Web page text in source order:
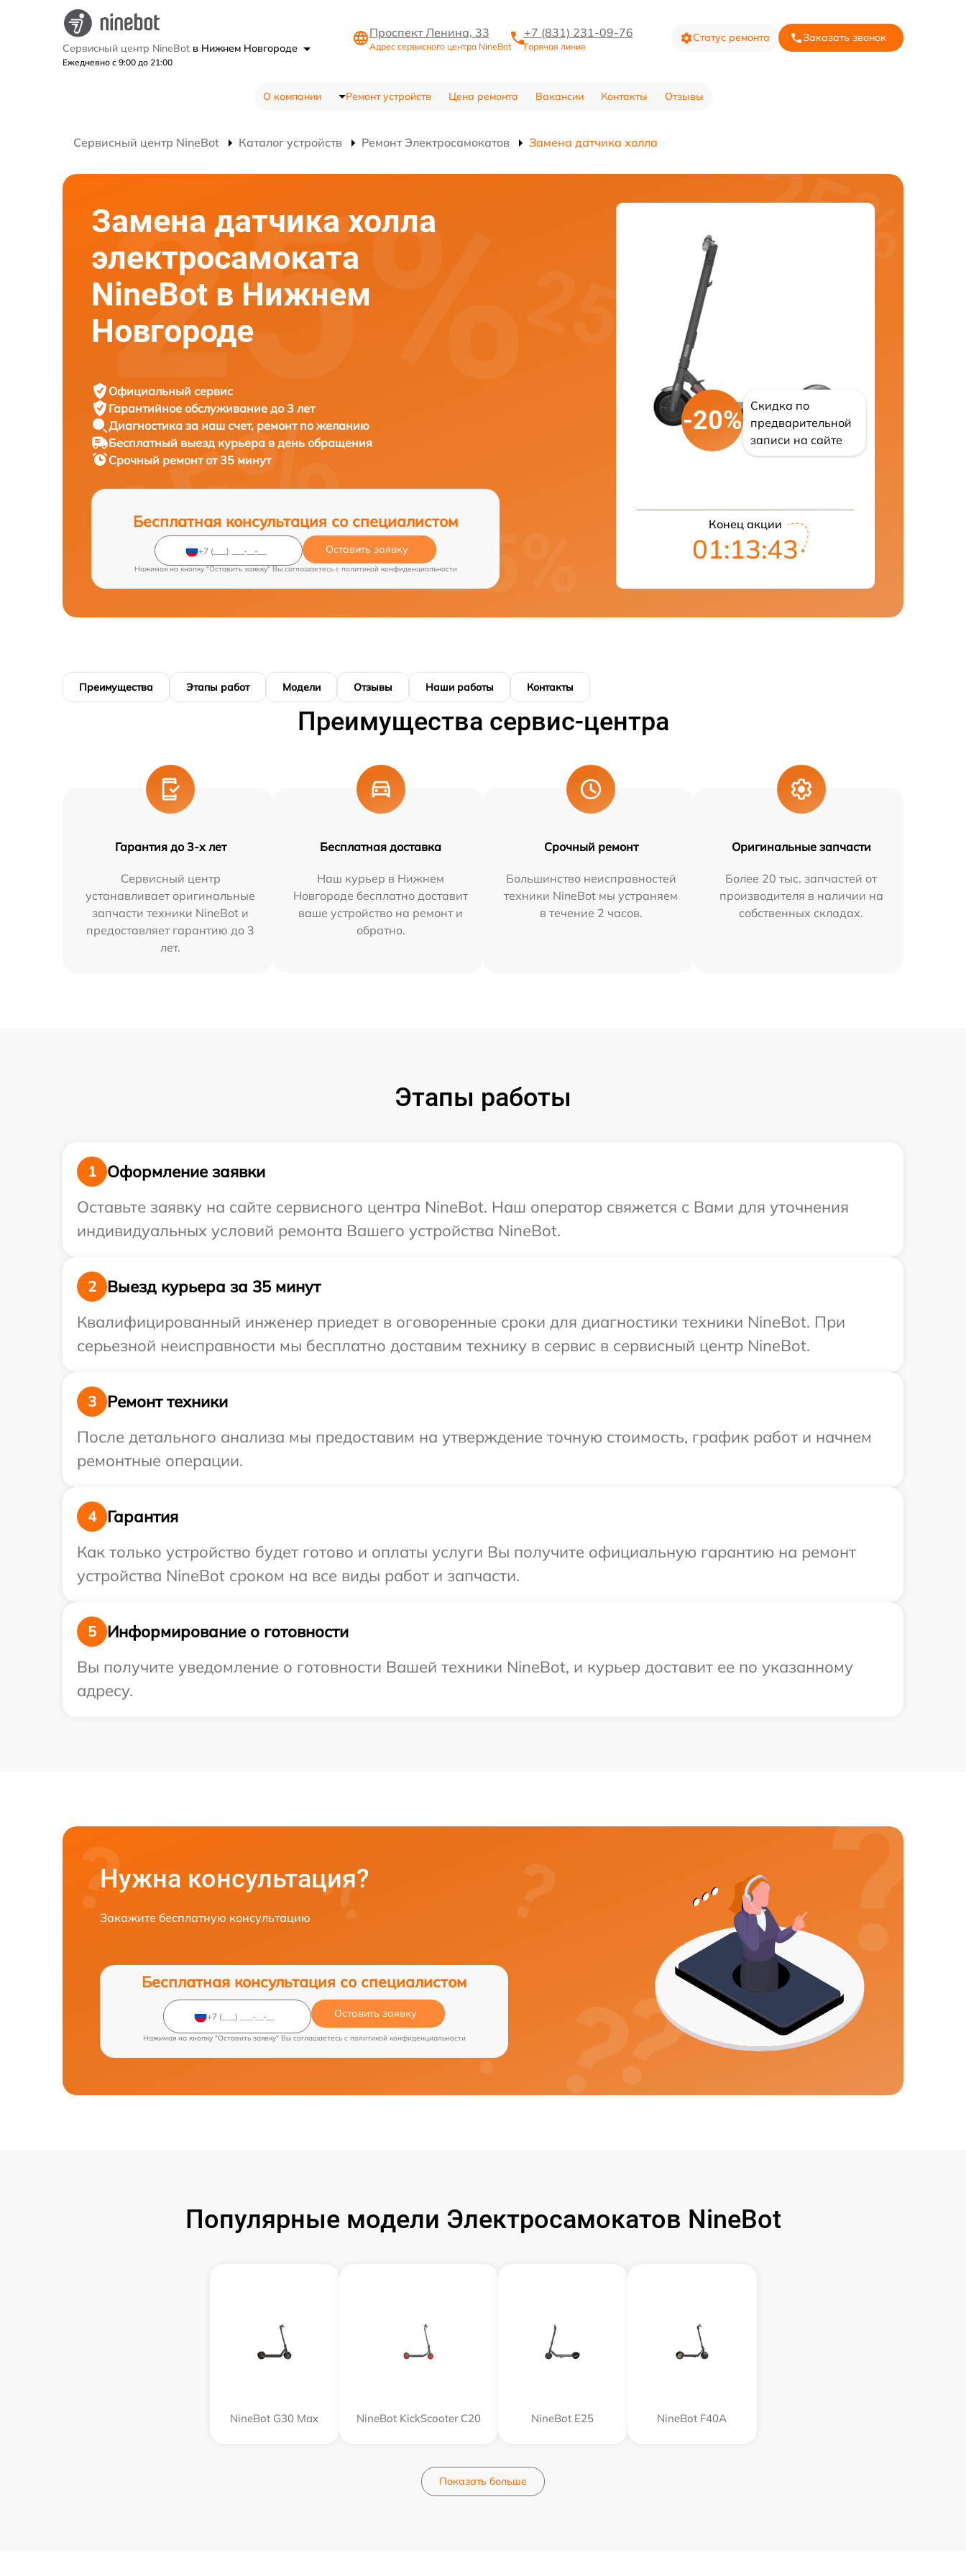
Сервисный центр NineBot в Нижнем Новгороде
Ежедневно с 9:00 до 21:00
Проспект Ленина, 33
Адрес сервисного центра NineBot
+7 (831) 231-09-76
Горячая линия
Статус ремонта Заказать звонок
О компании Ремонт устройств Цена ремонта Вакансии Контакты Отзывы
Сервисный центр NineBot Каталог устройств Ремонт Электросамокатов Замена датчика холла
Замена датчика холла
электросамоката
NineBot в Нижнем
Новгороде
Официальный сервис
Гарантийное обслуживание до 3 лет
Диагностика за наш счет, ремонт по желанию
Бесплатный выезд курьера в день обращения
Срочный ремонтот 35 минут
Бесплатная консультация со специалистом
Оставить заявку
Нажимая на кнопку "Оставить заявку" Вы соглашаетесь c политикой конфиденциальности
-20%
Скидка по
предварительной
записи на сайте
Конец акции
01:13:42
Преимущества Этапы работ Модели Отзывы Наши работы Контакты
Преимущества сервис-центра
Гарантия до 3-х лет
Сервисный центр
устанавливает оригинальные
запчасти техники NineBot и
предоставляет гарантию до 3
лет.
Бесплатная доставка
Наш курьер в Нижнем
Новгороде бесплатно доставит
ваше устройство на ремонт и
обратно.
Срочный ремонт
Большинство неисправностей
техники NineBot мы устраняем
в течение 2 часов.
Оригинальные запчасти
Более 20 тыс. запчастей от
производителя в наличии на
собственных складах.
Этапы работы
1
Оформление заявки
Оставьте заявку на сайте сервисного центра NineBot. Наш оператор свяжется с Вами для уточнения
индивидуальных условий ремонта Вашего устройства NineBot.
2
Выезд курьера за 35 минут
Квалифицированный инженер приедет в оговоренные сроки для диагностики техники NineBot. При
серьезной неисправности мы бесплатно доставим технику в сервис в сервисный центр NineBot.
3
Ремонт техники
После детального анализа мы предоставим на утверждение точную стоимость, график работ и начнем
ремонтные операции.
4
Гарантия
Как только устройство будет готово и оплаты услуги Вы получите официальную гарантию на ремонт
устройства NineBot сроком на все виды работ и запчасти.
5
Информирование о готовности
Вы получите уведомление о готовности Вашей техники NineBot, и курьер доставит ее по указанному
адресу.
Нужна консультация?
Закажите бесплатную консультацию
Бесплатная консультация со специалистом
Оставить заявку
Нажимая на кнопку "Оставить заявку" Вы соглашаетесь c политикой конфиденциальности
Популярные модели Электросамокатов NineBot
NineBot G30 Max NineBot KickScooter C20 NineBot E25 NineBot F40A
Показать больше